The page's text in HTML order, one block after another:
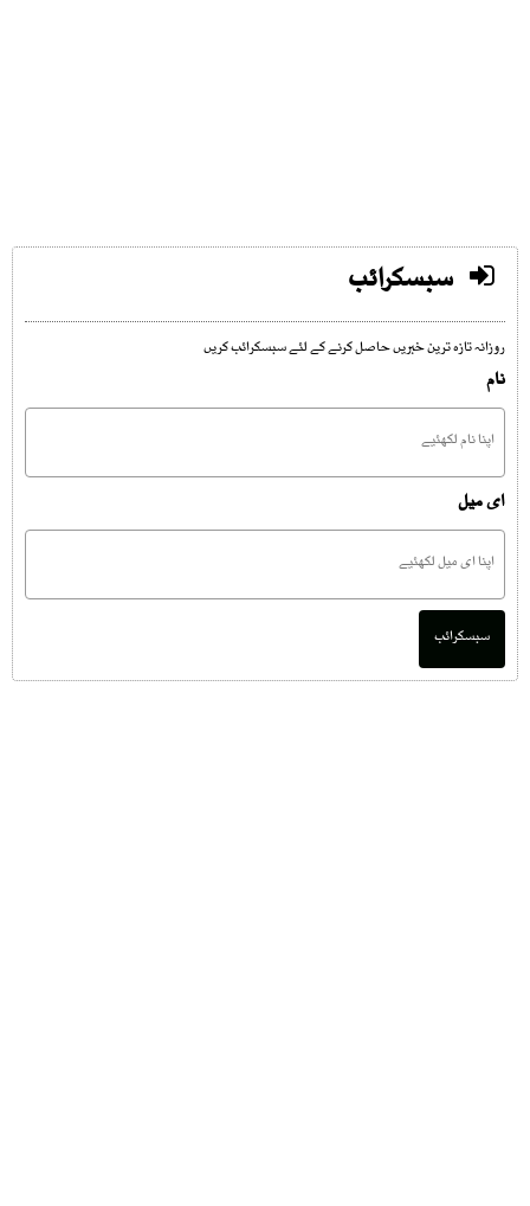
سبسکرائب
روزانہ تازہ ترین خبریں حاصل کرنے کے لئے سبسکرائب کریں
نام
ای میل
سبسکرائب